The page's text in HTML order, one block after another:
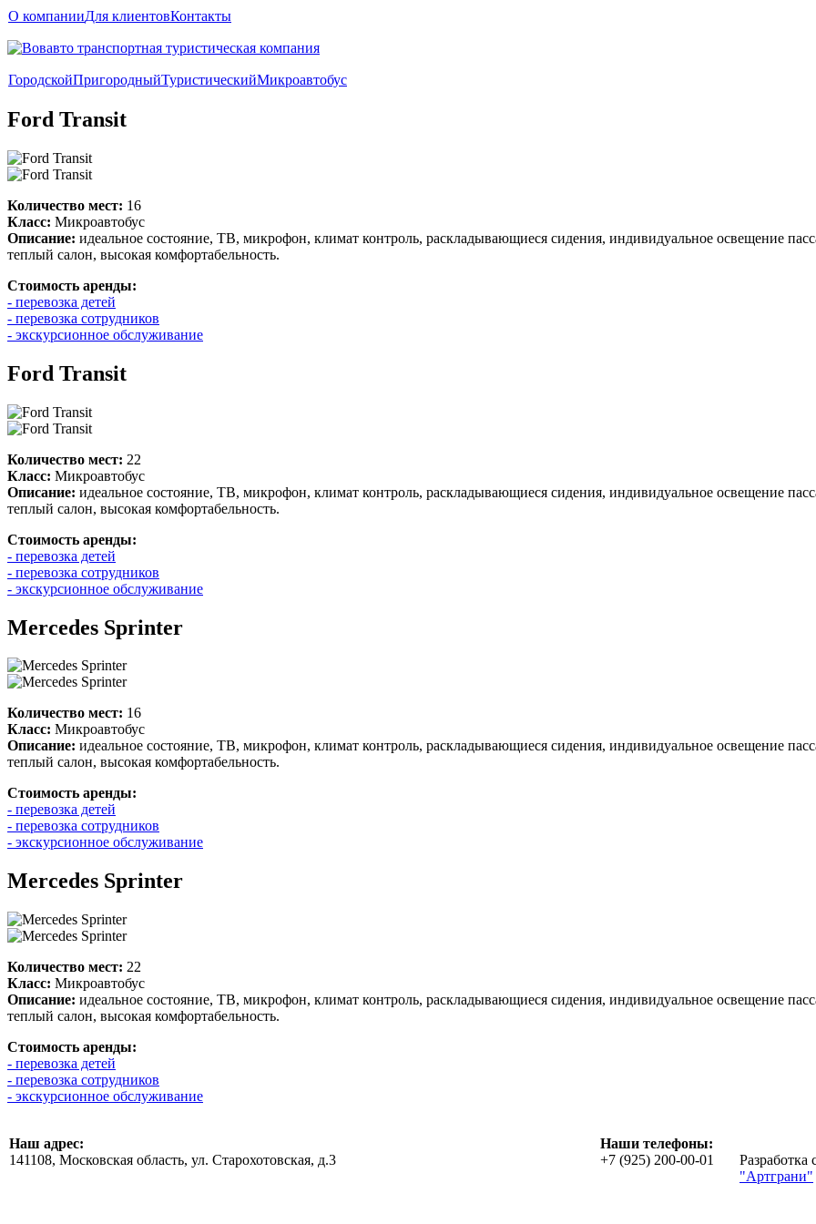
О компанииДля клиентовКонтакты
ГородскойПригородныйТуристическийМикроавтобус
Ford Transit
Количество мест: 16
Класс: Микроавтобус
Описание: идеальное состояние, ТВ, микрофон, климат контроль, раскладывающиеся сидения, индивидуальное освещение
теплый салон, высокая комфортабельность.
Стоимость аренды:
- перевозка детей
- перевозка сотрудников
- экскурсионное обслуживание
Ford Transit
Количество мест: 22
Класс: Микроавтобус
Описание: идеальное состояние, ТВ, микрофон, климат контроль, раскладывающиеся сидения, индивидуальное освещение
теплый салон, высокая комфортабельность.
Стоимость аренды:
- перевозка детей
- перевозка сотрудников
- экскурсионное обслуживание
Mercedes Sprinter
Количество мест: 16
Класс: Микроавтобус
Описание: идеальное состояние, ТВ, микрофон, климат контроль, раскладывающиеся сидения, индивидуальное освещение
теплый салон, высокая комфортабельность.
Стоимость аренды:
- перевозка детей
- перевозка сотрудников
- экскурсионное обслуживание
Mercedes Sprinter
Количество мест: 22
Класс: Микроавтобус
Описание: идеальное состояние, ТВ, микрофон, климат контроль, раскладывающиеся сидения, индивидуальное освещение
теплый салон, высокая комфортабельность.
Стоимость аренды:
- перевозка детей
- перевозка сотрудников
- экскурсионное обслуживание
Наш адрес:
141108, Московская область, ул. Старохотовская, д.3
Наши телефоны:
+7 (925) 200-00-01
Разработка
"Артграни"